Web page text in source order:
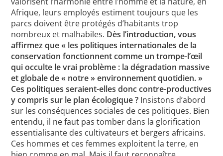
Afrique, leurs employés estiment toujours que les
parcs doivent être protégés d’habitants trop
nombreux et malhabiles. Dès l’introduction, vous
affirmez que « les politiques internationales de la
conservation fonctionnent comme un trompe-l’œil
qui occulte le vrai problème : la dégradation massive
et globale de « notre » environnement quotidien. »
Ces politiques seraient-elles donc contre-productives
y compris sur le plan écologique ? Insistons d’abord
sur les conséquences sociales de ces politiques. Bien
entendu, il ne faut pas tomber dans la glorification
essentialisante des cultivateurs et bergers africains.
Ces hommes et ces femmes exploitent la terre, en